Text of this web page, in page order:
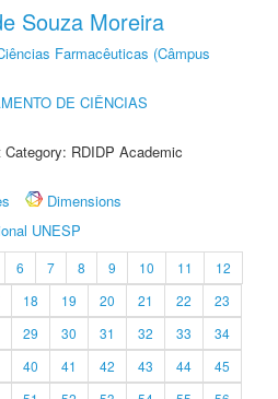
Souza Moreira
Farmacêuticas (Câmpus
DE CIÊNCIAS
RDIDP Academic
Dimensions
UNESP
6 7 8 9 10 11
12
18 19 20 21 22
23
29 30 31 32 33
34
40 41 42 43 44
45